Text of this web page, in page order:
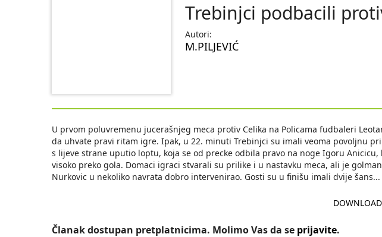
Trebinjci podbacili
Autori:
M.PILJEVIĆ
U prvom poluvremenu jucerašnjeg meca protiv Celika na Policama fudbaleri
da uhvate pravi ritam igre. Ipak, u 22. minuti Trebinjci su imali veoma povoljnu
s lijeve strane uputio loptu, koja se od precke odbila pravo na noge Igoru Anicicu,
visoko preko gola. Domaci igraci stvarali su prilike i u nastavku meca, ali je
Nurkovic u nekoliko navrata dobro intervenirao. Gosti su u finišu imali dvije šans...
DOWNLOAD
Članak dostupan pretplatnicima. Molimo Vas da se prijavite.